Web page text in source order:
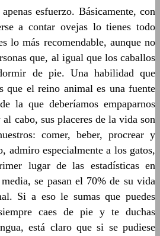
esfuerzo. Básicamente, con
a contar ovejas lo tienes todo
lo más recomendable, aunque no
que, al igual que los caballos
de pie. Una habilidad que
que el reino animal es una fuente
la que deberíamos empaparnos
cabo, sus placeres de la vida son
comer, beber, procrear y
admiro especialmente a los gatos,
lugar de las estadísticas en
se pasan el 70% de su vida
Si a eso le sumas que puedes
caes de pie y te duchas
está claro que si se pudiese